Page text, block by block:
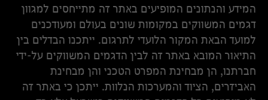
המידע והנתונים המופיעים באתר זה מתייחסים למגוון
דגמים המשווקים במקומות שונים בעולם ומעודכנים
למועד הבאת המקור הלועדי לתרגום. ייתכנו הבדלים בין
התיאור המובא באתר זה לבין הדגמים המשווקים על-ידי
חברתנו, הן מבחינת המפרט הטכני והן מבחינת
האביזרים, הציוד והמערכות הנלוות. ייתכן כי באתר זה